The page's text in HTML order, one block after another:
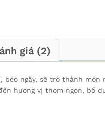
giá (2)
ngậy, sẽ trở thành món
hương vị thơm ngon, bổ